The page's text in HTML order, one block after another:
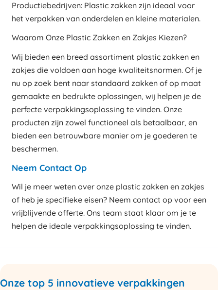
Productiebedrijven: Plastic zakken zijn ideaal voor
het verpakken van onderdelen en kleine materialen.
Waarom Onze Plastic Zakken en Zakjes Kiezen?
Wij bieden een breed assortiment plastic zakken en
zakjes die voldoen aan hoge kwaliteitsnormen. Of je
nu op zoek bent naar standaard zakken of op maat
gemaakte en bedrukte oplossingen, wij helpen je de
perfecte verpakkingsoplossing te vinden. Onze
producten zijn zowel functioneel als betaalbaar, en
bieden een betrouwbare manier om je goederen te
beschermen.
Neem Contact Op
Wil je meer weten over onze plastic zakken en zakjes
of heb je specifieke eisen? Neem contact op voor een
vrijblijvende offerte. Ons team staat klaar om je te
helpen de ideale verpakkingsoplossing te vinden.
Onze top 5 innovatieve verpakkingen